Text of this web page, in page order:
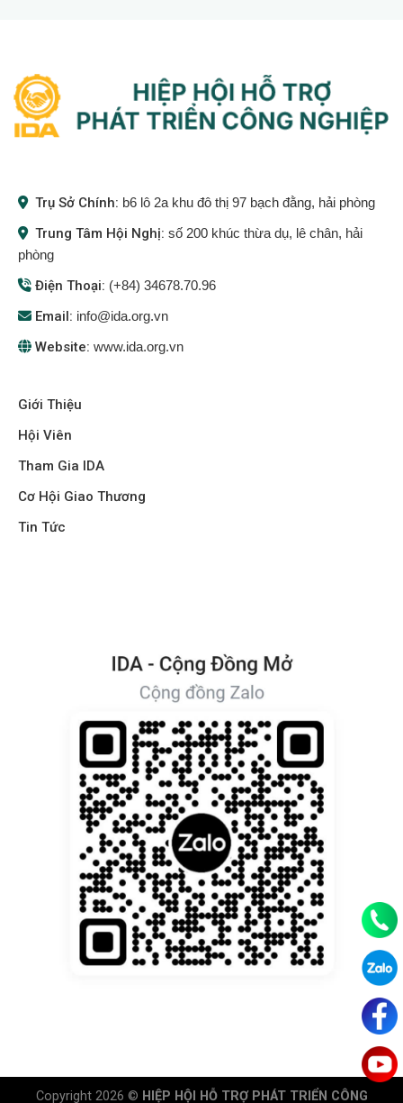
Trụ Sở Chính: b6 lô 2a khu đô thị 97 bạch đằng, hải phòng
Trung Tâm Hội Nghị: số 200 khúc thừa dụ, lê chân, hải
phòng
Điện Thoại: (+84) 34678.70.96
Email: info@ida.org.vn
Website: www.ida.org.vn
Giới Thiệu
Hội Viên
Tham Gia IDA
Cơ Hội Giao Thương
Tin Tức
Copyright 2026 © HIỆP HỘI HỖ TRỢ PHÁT TRIỂN CÔNG